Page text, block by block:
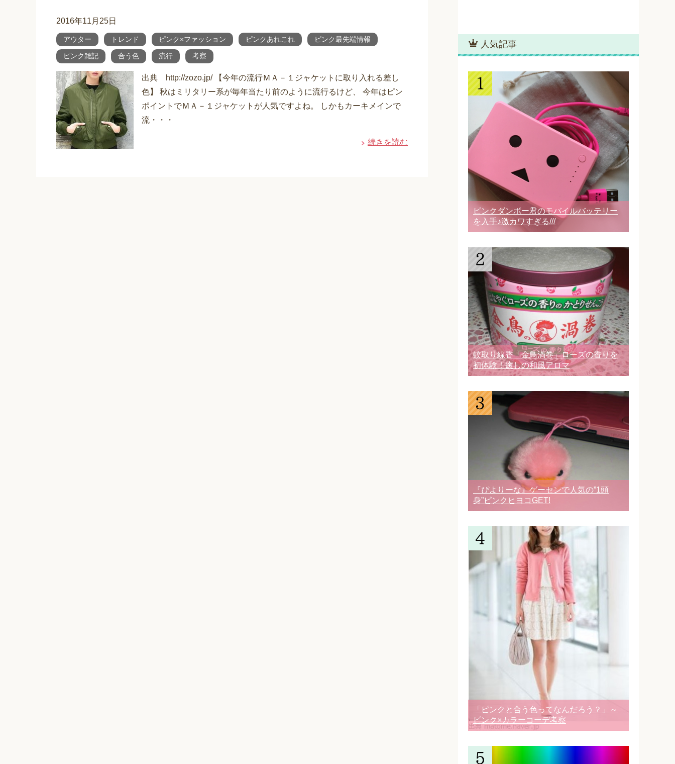
2016年11月25日
アウター トレンド ピンク×ファッション ピンクあれこれ ピンク最先端情報
ピンク雑記 合う色 流行 考察
出典 http://zozo.jp/ 【今年の流行ＭＡ－１ジャケットに取り入れる差し
色】 秋はミリタリー系が毎年当たり前のように流行るけど、 今年はピン
ポイントでＭＡ－１ジャケットが人気ですよね。 しかもカーキメインで
流・・・
続きを読む
人気記事
ピンクダンボー君のモバイルバッテリー
を入手♪激カワすぎる///
蚊取り線香「金鳥渦巻」ローズの香りを
初体験！癒しの和風アロマ
『ぴよりーな』ゲーセンで人気の”1頭
身”ピンクヒヨコGET!
「ピンクと合う色ってなんだろう？」～
ピンク×カラーコーデ考察